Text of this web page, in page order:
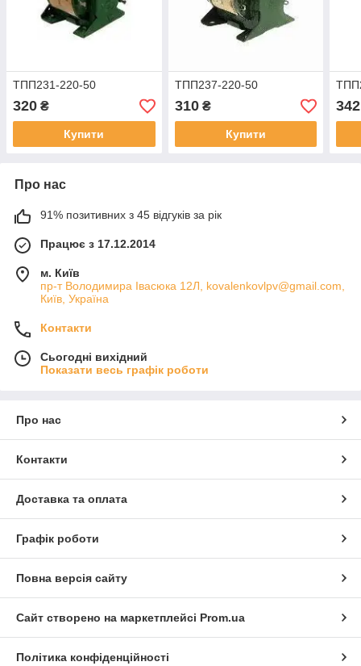
ТПП231-220-50
320 ₴
Купити
ТПП237-220-50
310₴
Купити
342
Про нас
91% позитивних з 45 відгуків за рік
Працює з 17.12.2014
м. Київ
пр-т Володимира Івасюка 12Л, kovalenkovlpv@gmail.com,
Київ, Україна
Контакти
Сьогодні вихідний
Показати весь графік роботи
Про нас
Контакти
Доставка та оплата
Графік роботи
Повна версія сайту
Сайт створено на маркетплейсі Prom.ua
Політика конфіденційності